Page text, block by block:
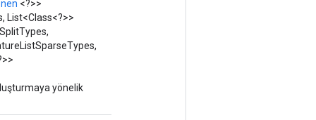
<?>>
List<Class<?>>
yönelik